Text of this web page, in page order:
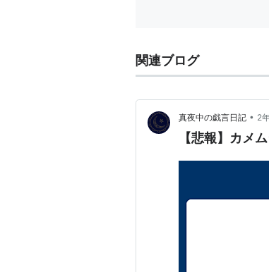
関連ブログ
真夜中の戯言日記 • 2
【悲報】カメ